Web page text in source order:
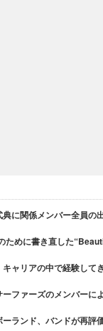
に関係メンバー全員の
ために書き直した
ャリアの中で経験し
ファーズのメンバーに
ランド、バンドが再評